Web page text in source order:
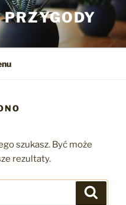
szukasz. Być może
rezultaty.